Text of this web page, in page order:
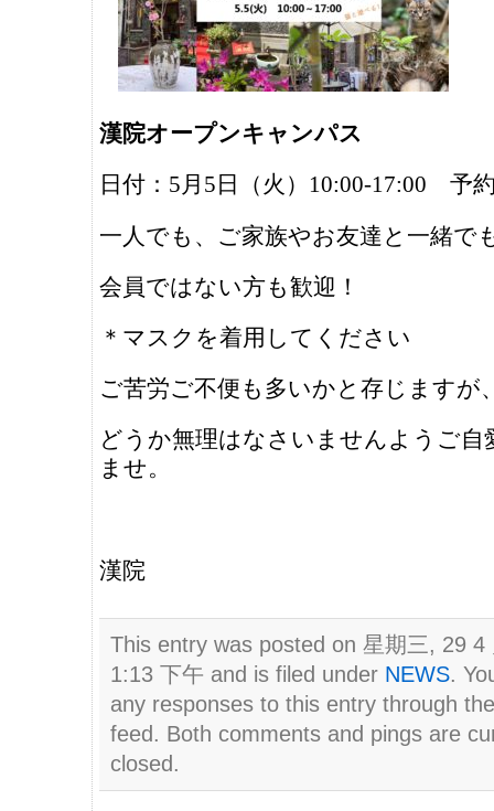
漢院オープンキャンパス
日付：5月5日（火）10:00-17:00 予
一人でも、ご家族やお友達と一緒で
会員ではない方も歓迎！
＊マスクを着用してください
ご苦労ご不便も多いかと存じますが
どうか無理はなさいませんようご自
ませ。
漢院
This entry was posted on 星期三, 29 4
1:13 下午 and is filed under NEWS.
any responses to this entry through
feed. Both comments and pings are
closed.